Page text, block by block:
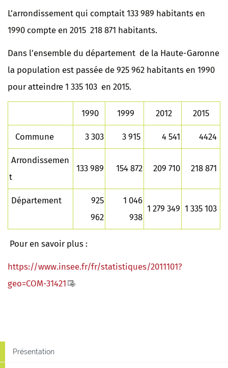
L’arrondissement qui comptait 133 989 habitants en
1990 compte en 2015 218 871 habitants.
Dans l’ensemble du département de la Haute-Garonne
la population est passée de 925 962 habitants en 1990
pour atteindre 1 335 103 en 2015.
1990 1999 2012 2015
Commune 3 303 3 915 4 541 4424
Arrondissemen
t
133 989 154 872 209 710 218 871
Département
925
962
1 046
938
1 279 349 1 335 103
Pour en savoir plus :
https://www.insee.fr/fr/statistiques/2011101?
geo=COM-31421
Présentation